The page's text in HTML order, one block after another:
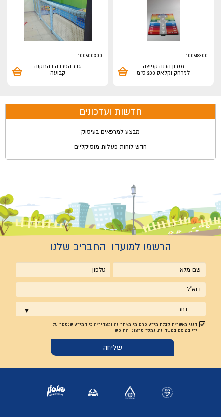
100618300
מזרון הגנה קפיצה
למרחק וקלאס 200 ס"מ
100600300
גדר הפרדה בהתקנה
קבועה
חדשות ועדכונים
מבצע למרפאים בעיסוק
חדש לוחות פעילות מוסיקליים
הרשמו למועדון החברים שלנו
שם
מלא
טלפון
אימייל
בחר...
הנני מאשר/ת קבלת מידע פרסומי מאתר זה ומצהיר/ה כי המידע שנמסר על
ידי בטופס בקשה זה, נמסר מרצוני החופשי